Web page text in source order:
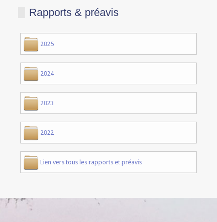
Rapports & préavis
2025
2024
2023
2022
Lien vers tous les rapports et préavis